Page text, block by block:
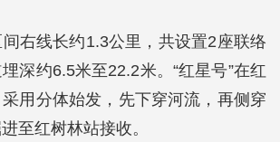
右线长约1.3公里，共设置2座联络
深约6.5米至22.2米。“红星号”在红
用分体始发，先下穿河流，再侧穿
至红树林站接收。